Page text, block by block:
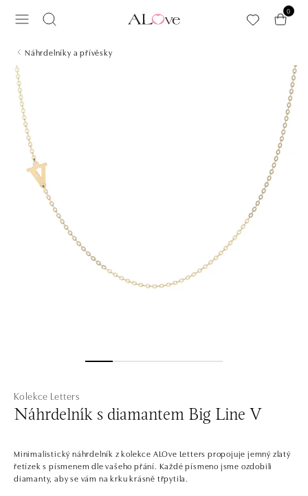
0
Náhrdelníky a přívěsky
Kolekce Letters
Náhrdelník s diamantem Big Line V
Minimalistický náhrdelník z kolekce ALOve Letters propojuje jemný zlatý
řetízek s písmenem dle vašeho přání. Každé písmeno jsme ozdobili
diamanty, aby se vám na krku krásně třpytila.